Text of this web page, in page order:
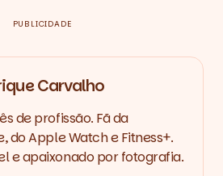
PUBLICIDADE
Carvalho
de profissão. Fã da
do Apple Watch e Fitness+.
e apaixonado por fotografia.